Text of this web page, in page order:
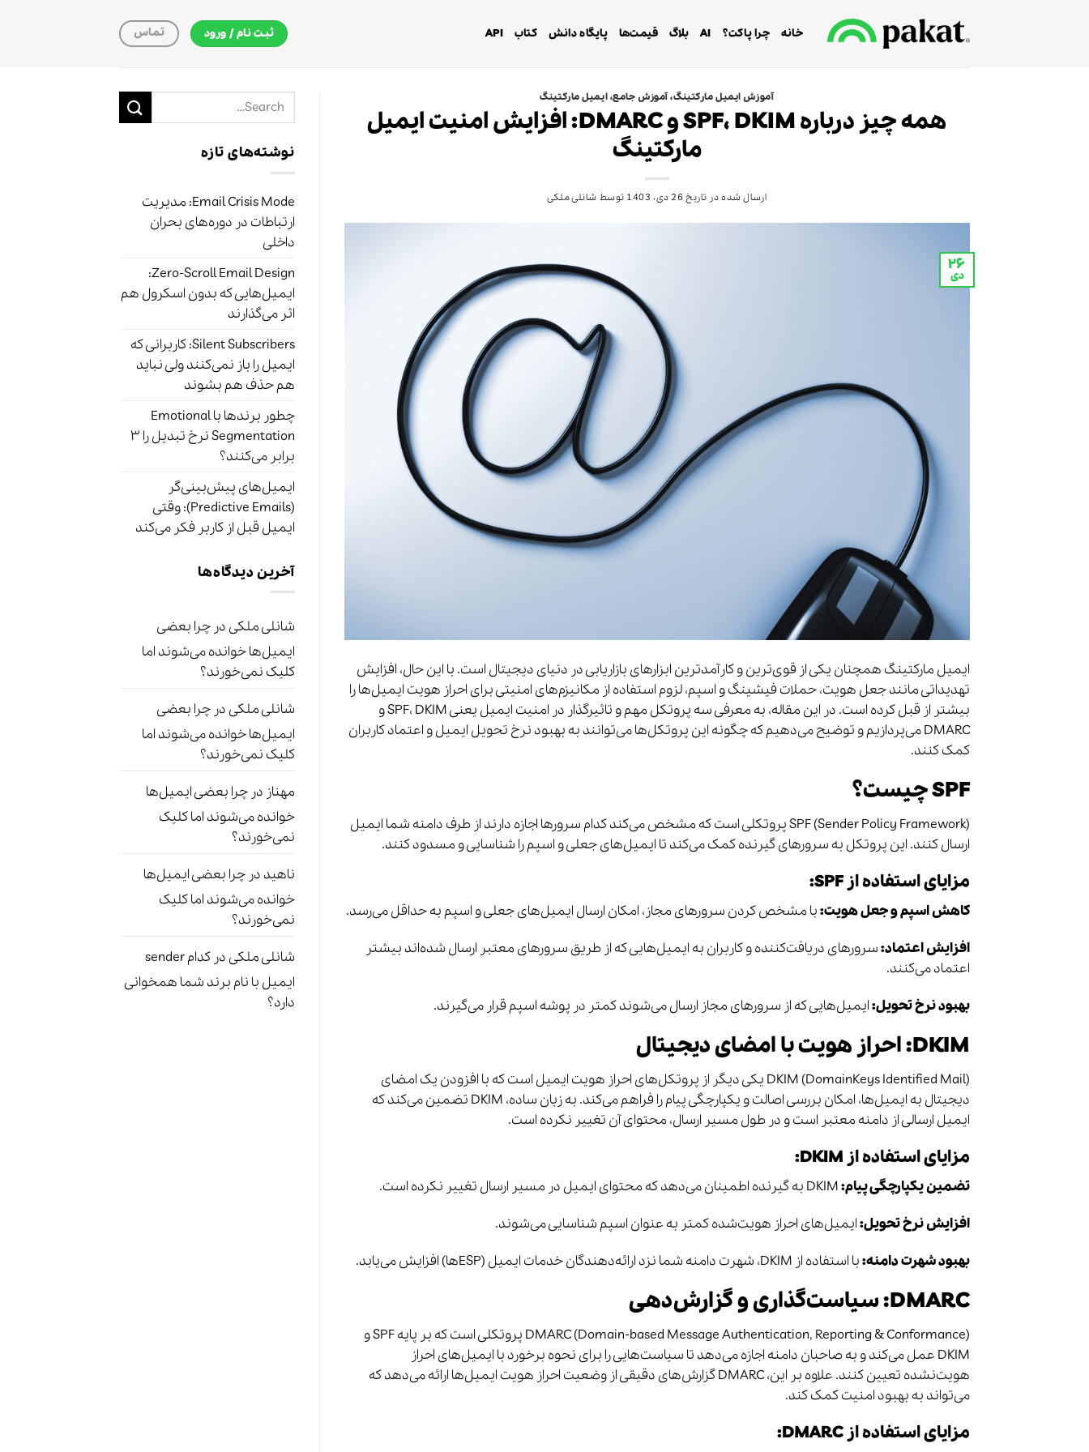
خانه چرا پاکت؟ AI بلاگ قیمت‌ها پایگاه دانش کتاب API ثبت نام / ورود تماس
آموزش ایمیل مارکتینگ،آموزش جامع،ایمیل مارکتینگ
همه چیز درباره SPF، DKIM و DMARC: افزایش امنیت ایمیل
مارکتینگ
ارسال شده در تاریخ26 دی، 1403 توسط شانلی ملکی
۲۶
دی
ایمیل مارکتینگ همچنان یکی از قوی‌ترین و کارآمدترین ابزارهای بازاریابی در دنیای دیجیتال است. با این حال، افزایش
تهدیداتی مانند جعل هویت، حملات فیشینگ و اسپم، لزوم استفاده از مکانیزم‌های امنیتی برای احراز هویت ایمیل‌ها را
بیشتر از قبل کرده است. در این مقاله، به معرفی سه پروتکل مهم و تاثیرگذار در امنیت ایمیل یعنی SPF، DKIM و
DMARC می‌پردازیم و توضیح می‌دهیم که چگونه این پروتکل‌ها می‌توانند به بهبود نرخ تحویل ایمیل و اعتماد کاربران
کمک کنند.
SPF چیست؟
SPF (Sender Policy Framework) پروتکلی است که مشخص می‌کند کدام سرورها اجازه دارند از طرف دامنه شما ایمیل
ارسال کنند. این پروتکل به سرورهای گیرنده کمک می‌کند تا ایمیل‌های جعلی و اسپم را شناسایی و مسدود کنند.
مزایای استفاده از SPF:
کاهش اسپم و جعل هویت:با مشخص کردن سرورهای مجاز، امکان ارسال ایمیل‌های جعلی و اسپم به حداقل می‌رسد.
افزایش اعتماد:سرورهای دریافت‌کننده و کاربران به ایمیل‌هایی که از طریق سرورهای معتبر ارسال شده‌اند بیشتر
اعتماد می‌کنند.
بهبود نرخ تحویل:ایمیل‌هایی که از سرورهای مجاز ارسال می‌شوند کمتر در پوشه اسپم قرار می‌گیرند.
DKIM: احراز هویت با امضای دیجیتال
DKIM (DomainKeys Identified Mail) یکی دیگر از پروتکل‌های احراز هویت ایمیل است که با افزودن یک امضای
دیجیتال به ایمیل‌ها، امکان بررسی اصالت و یکپارچگی پیام را فراهم می‌کند. به زبان ساده، DKIM تضمین می‌کند که
ایمیل ارسالی از دامنه معتبر است و در طول مسیر ارسال، محتوای آن تغییر نکرده است.
مزایای استفاده از DKIM:
تضمین یکپارچگی پیام:
افزایش نرخ تحویل:ایمیل‌های احراز هویت‌شده کمتر به عنوان اسپم شناسایی می‌شوند.
بهبود شهرت دامنه:با استفاده از DKIM، شهرت دامنه شما نزد ارائه‌دهندگان خدمات ایمیل (ESPها) افزایش می‌یابد.
DMARC: سیاست‌گذاری و گزارش‌دهی
DMARC (Domain-based Message Authentication, Reporting & Conformance) پروتکلی است که بر پایه SPF و
DKIM عمل می‌کند و به صاحبان دامنه اجازه می‌دهد تا سیاست‌هایی را برای نحوه برخورد با ایمیل‌های احراز
هویت‌نشده تعیین کنند. علاوه بر این، DMARC گزارش‌های دقیقی از وضعیت احراز هویت ایمیل‌ها ارائه می‌دهد که
می‌تواند به بهبود امنیت کمک کند.
مزایای استفاده از DMARC:
نوشته‌های تازه
Email Crisis Mode: مدیریت
ارتباطات در دوره‌های بحران
داخلی
Zero-Scroll Email Design:
ایمیل‌هایی که بدون اسکرول هم
اثر می‌گذارند
Silent Subscribers: کاربرانی که
ایمیل را باز نمی‌کنند ولی نباید
هم حذف هم بشوند
چطور برندها با Emotional
Segmentation نرخ تبدیل را ۳
برابر می‌کنند؟
ایمیل‌های پیش‌بینی‌گر
(Predictive Emails): وقتی
ایمیل قبل از کاربر فکر می‌کند
آخرین دیدگاه‌ها
شانلی ملکی درچرا بعضی
ایمیل‌ها خوانده می‌شوند اما
کلیک نمی‌خورند؟
شانلی ملکی درچرا بعضی
ایمیل‌ها خوانده می‌شوند اما
کلیک نمی‌خورند؟
مهناز درچرا بعضی ایمیل‌ها
خوانده می‌شوند اما کلیک
نمی‌خورند؟
ناهید درچرا بعضی ایمیل‌ها
خوانده می‌شوند اما کلیک
نمی‌خورند؟
شانلی ملکی در
کدام sender
ایمیل با نام برند شما همخوانی
دارد؟